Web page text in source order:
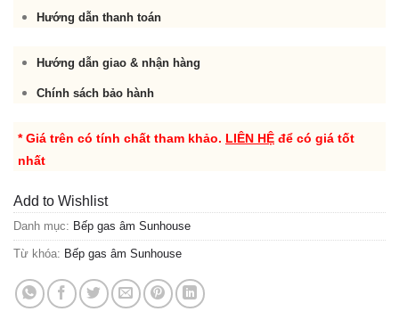
Hướng dẫn thanh toán
Hướng dẫn giao & nhận hàng
Chính sách bảo hành
* Giá trên có tính chất tham khảo. LIÊN HỆ để có giá tốt
nhất
Add to Wishlist
Danh mục: Bếp gas âm Sunhouse
Từ khóa: Bếp gas âm Sunhouse